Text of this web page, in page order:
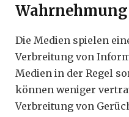
Wahrnehmung
Die Medien spielen
Verbreitung von
Medien in der Regel
können weniger
Verbreitung von